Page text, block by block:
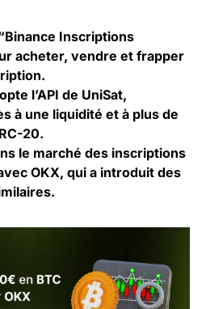
Inscriptions
acheter, vendre et frapper
l’API de UniSat,
à une liquidité et à plus de
20.
le marché des inscriptions
OKX, qui a introduit des